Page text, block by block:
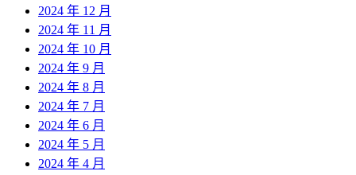
2024 年 12 月
2024 年 11 月
2024 年 10 月
2024 年 9 月
2024 年 8 月
2024 年 7 月
2024 年 6 月
2024 年 5 月
2024 年 4 月